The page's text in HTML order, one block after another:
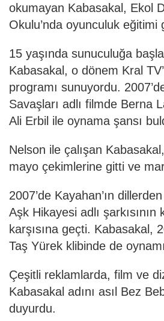
okumayan Kabasakal, Ekol
Okulu’nda oyunculuk eğitimi
15 yaşında sunuculuğa
Kabasakal, o dönem Kral
programı sunuyordu.
Savaşları adlı filmde Berna
Ali Erbil ile oynama şansı
Nelson ile çalışan
mayo çekimlerine gitti ve
2007’de Kayahan’ın
Aşk Hikayesi adlı
karşısına geçti. Kabasakal,
Taş Yürek klibinde de
Çeşitli reklamlarda, film ve
Kabasakal adını asıl Bez
duyurdu.